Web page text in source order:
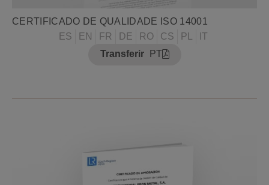
CERTIFICADO DE QUALIDADE ISO 14001
ES
EN FR DE RO CS PL
IT
Transferir
PT